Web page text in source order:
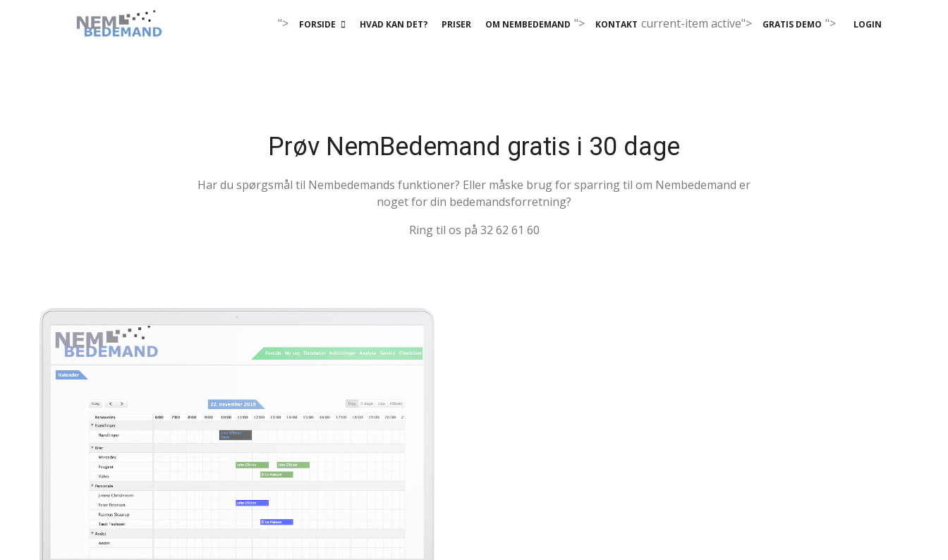
"> FORSIDE HVAD KAN DET? PRISER OM NEMBEDEMAND "> KONTAKT current-item active"> GRATIS DEMO "> LOGIN
Prøv NemBedemand gratis i 30 dage
Har du spørgsmål til Nembedemands funktioner? Eller måske brug for sparring til om Nembedemand er
noget for din bedemandsforretning?
Ring til os på 32 62 61 60